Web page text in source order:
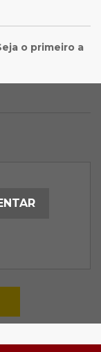
o primeiro a